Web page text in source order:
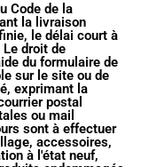
Code de la
la livraison
le délai court à
droit de
du formulaire de
sur le site ou de
exprimant la
postal
ou mail
sont à effectuer
accessoires,
à l'état neuf,